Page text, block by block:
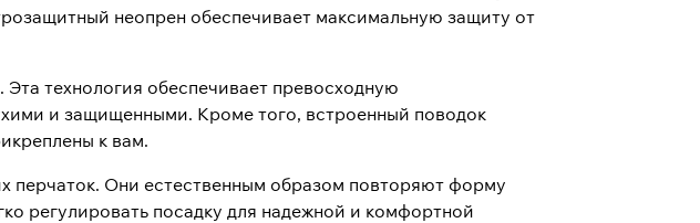
неопрен обеспечивает максимальную защиту от
технология обеспечивает превосходную
и защищенными. Кроме того, встроенный поводок
к вам.
перчаток. Они естественным образом повторяют форму
регулировать посадку для надежной и комфортной